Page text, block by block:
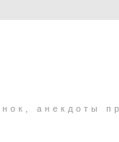
анекдоты